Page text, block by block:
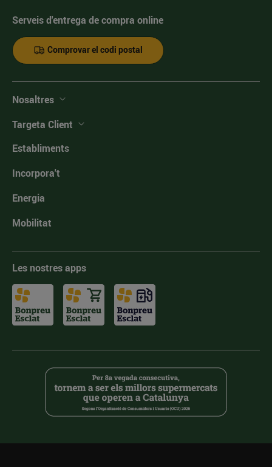
Serveis d'entrega de compra online
Comprovar el codi postal
Nosaltres
Targeta Client
Establiments
Incorpora't
Energia
Mobilitat
Les nostres apps